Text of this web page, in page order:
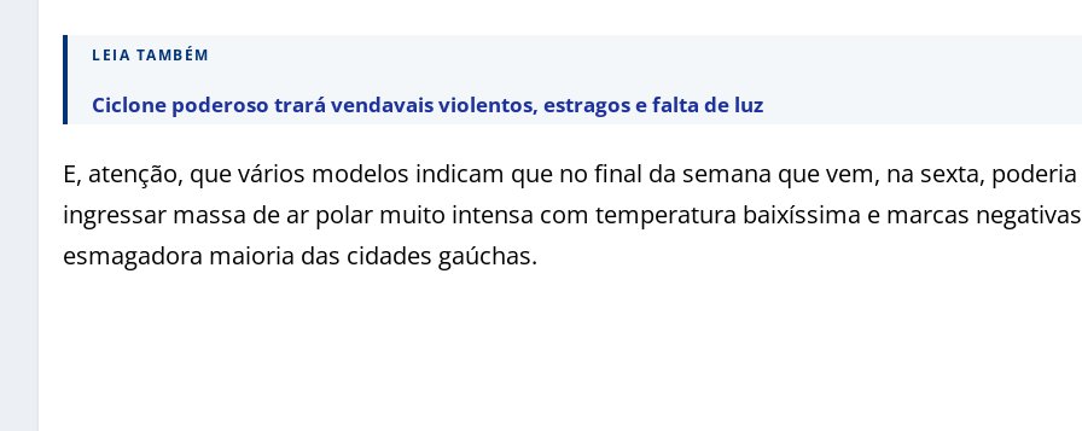
LEIA TAMBÉM
Ciclone poderoso trará vendavais violentos, estragos e falta de luz
E, atenção, que vários modelos indicam que no final da semana que vem, na sexta, poderia
ingressar massa de ar polar muito intensa com temperatura baixíssima e marcas
esmagadora maioria das cidades gaúchas.